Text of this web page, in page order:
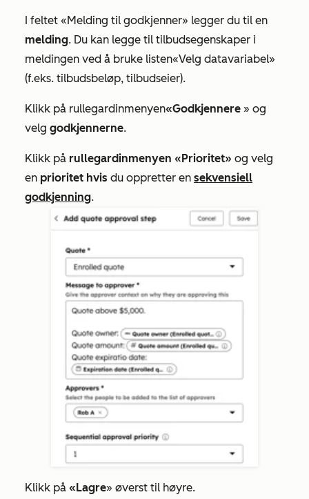
I feltet «Melding til godkjenner» legger du til en
melding. Du kan legge til tilbudsegenskaper i
meldingen ved å bruke listen«Velg datavariabel»
(f.eks. tilbudsbeløp, tilbudseier).
Klikk på rullegardinmenyen«Godkjennere » og
velg godkjennerne.
Klikk på rullegardinmenyen «Prioritet» og velg
en prioritet hvis du oppretter en sekvensiell
godkjenning.
Klikk på «Lagre» øverst til høyre.